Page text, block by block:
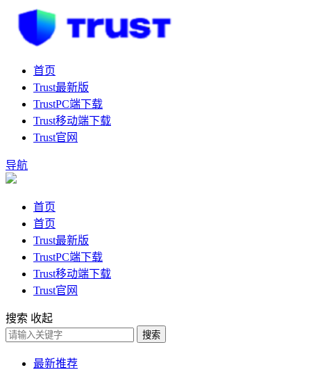
首页
Trust最新版
TrustPC端下载
Trust移动端下载
Trust官网
导航
首页
首页
Trust最新版
TrustPC端下载
Trust移动端下载
Trust官网
搜索 收起
搜索
最新推荐